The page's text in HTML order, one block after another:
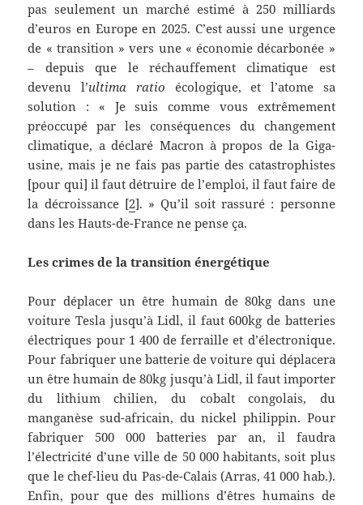
pas seulement un marché estimé à 250 milliards
d’euros en Europe en 2025. C’est aussi une urgence
de « transition » vers une « économie décarbonée »
– depuis que le réchauffement climatique est
devenu l’ultima ratio écologique, et l’atome sa
solution : « Je suis comme vous extrêmement
préoccupé par les conséquences du changement
climatique, a déclaré Macron à propos de la Giga-
usine, mais je ne fais pas partie des catastrophistes
[pour qui] il faut détruire de l’emploi, il faut faire de
la décroissance [2]. » Qu’il soit rassuré : personne
dans les Hauts-de-France ne pense ça.
Les crimes de la transition énergétique
Pour déplacer un être humain de 80kg dans une
voiture Tesla jusqu’à Lidl, il faut 600kg de batteries
électriques pour 1 400 de ferraille et d’électronique.
Pour fabriquer une batterie de voiture qui déplacera
un être humain de 80kg jusqu’à Lidl, il faut importer
du lithium chilien, du cobalt congolais, du
manganèse sud-africain, du nickel philippin. Pour
fabriquer 500 000 batteries par an, il faudra
l’électricité d’une ville de 50 000 habitants, soit plus
que le chef-lieu du Pas-de-Calais (Arras, 41 000 hab.).
Enfin, pour que des millions d’êtres humains de